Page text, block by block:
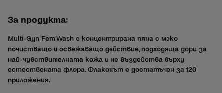
За продукта:
Multi-Gyn FemiWash е концентрирана пяна с меко
почистващо и освежаващо действие, подходяща дори за
най-чувствителната кожа и не въздейства върху
естествената флора. Флаконът е достатъчен за 120
приложения.